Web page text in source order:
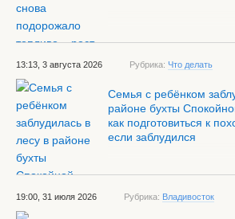
13:13, 3 августа 2026 Рубрика: Что делать
Семья с ребёнком
районе бухты
как подготовиться к
если заблудился
19:00, 31 июля 2026 Рубрика: Владивосток